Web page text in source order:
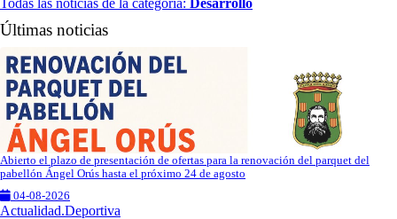
Últimas noticias
Abierto el plazo de presentación de ofertas para la renovación del parquet del
pabellón Ángel Orús hasta el próximo 24 de agosto
04-08-2026
Actualidad.Deportiva